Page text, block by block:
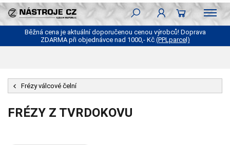
Běžná cena je aktuální doporučenou cenou výrobců! Doprava
ZDARMA při objednávce nad 1000,- Kč (PPLparcel)
Frézy válcové čelní
FRÉZY Z TVRDOKOVU